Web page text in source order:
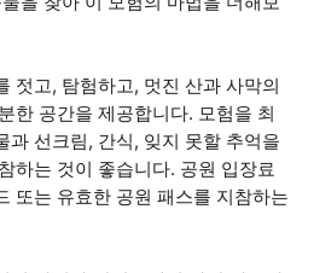
젓고, 탐험하고, 멋진 산과 사막의
한 공간을 제공합니다. 모험을 최
과 선크림, 간식, 잊지 못할 추억을
하는 것이 좋습니다. 공원 입장료
또는 유효한 공원 패스를 지참하는